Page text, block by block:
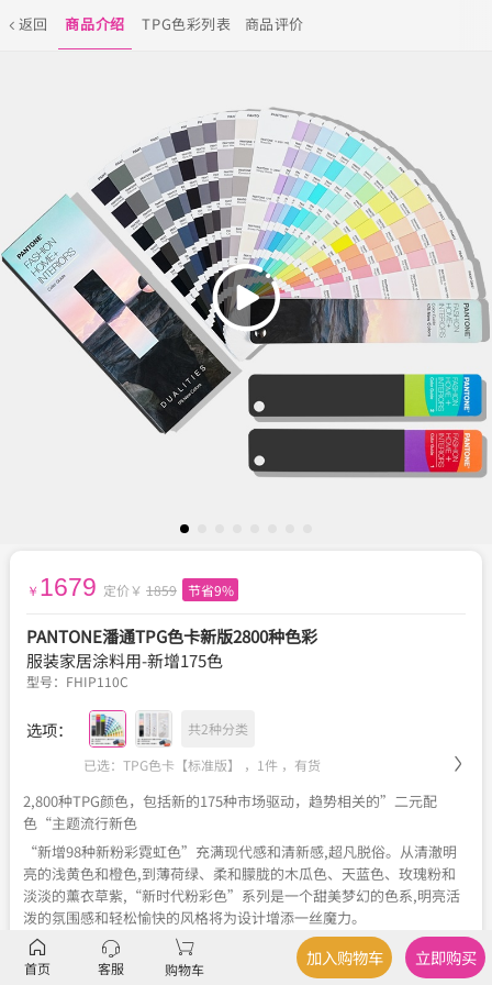
返回 商品介绍 TPG色彩列表 商品评价
￥ 1679 定价￥ 1859 节省9%
PANTONE潘通TPG色卡新版2800种色彩
服装家居涂料用-新增175色
型号： FHIP110C
选项：
共2种分类
已选：TPG色卡【标准版】 ，1件 ， 有货
2,800种TPG颜色，包括新的175种市场驱动，趋势相关的”二元配
色“主题流行新色
“新增98种新粉彩霓虹色”充满现代感和清新感,超凡脱俗。从清澈明
亮的浅黄色和橙色,到薄荷绿、柔和朦胧的木瓜色、天蓝色、玫瑰粉和
淡淡的薰衣草紫,“新时代粉彩色”系列是一个甜美梦幻的色系,明亮活
泼的氛围感和轻松愉快的风格将为设计增添一丝魔力。
“新增77种暗色”探索色彩的基本原理,突出介乎黑白之间的各种细微
色彩差别。从黑到白的渐变色显示,这些灰色、暖色和冷色的色调和色
首页 客服 购物车
加入购物车 立即购买